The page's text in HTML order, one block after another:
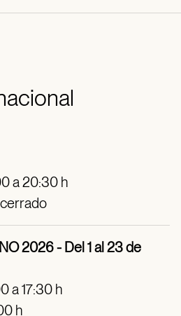
a 20:30 h
2026 - Del 1 al 23 de
a 17:30 h
h